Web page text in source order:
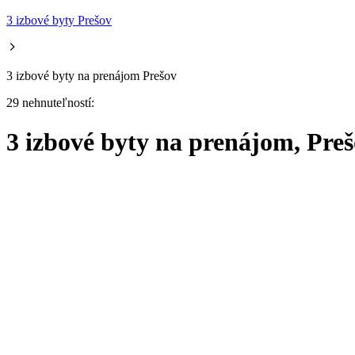
3 izbové byty Prešov
3 izbové byty na prenájom Prešov
29 nehnuteľností:
3 izbové byty na prenájom,